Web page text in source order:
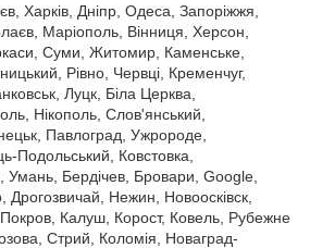
Харків, Дніпр, Одеса, Запоріжжя,
Маріополь, Вінниця, Херсон,
Суми, Житомир, Каменське,
Рівно, Червці, Кременчуг,
Луцк, Біла Церква,
Нікополь, Слов'янський,
Павлоград, Ужророде,
Подольський, Ковстовка,
Умань, Бердічев, Бровари, Google,
Нежин, Новоосківск,
Калуш, Корост, Ковель, Рубежне
Стрий, Коломія, Новаград-